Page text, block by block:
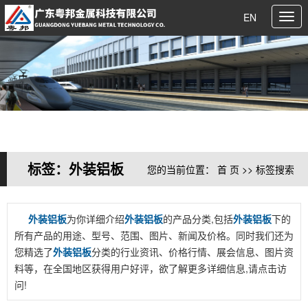
EN
标签：外装铝板 您的当前位置： 首 页 >> 标签搜索
外装铝板为你详细介绍外装铝板的产品分类,包括外装铝板下的
所有产品的用途、型号、范围、图片、新闻及价格。同时我们还为
您精选了外装铝板分类的行业资讯、价格行情、展会信息、图片资
料等，在全国地区获得用户好评，欲了解更多详细信息,请点击访
问!